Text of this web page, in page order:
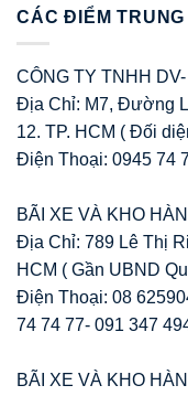
CÁC ĐIỂM
CÔNG TY TNHH
Địa Chỉ: M7, Đường
12. TP. HCM ( Đối
Điện Thoại: 0945 74
BÃI XE VÀ KHO
Địa Chỉ: 789 Lê Thị
HCM ( Gần UBND
Điện Thoại: 08
74 74 77- 091 347
BÃI XE VÀ KHO